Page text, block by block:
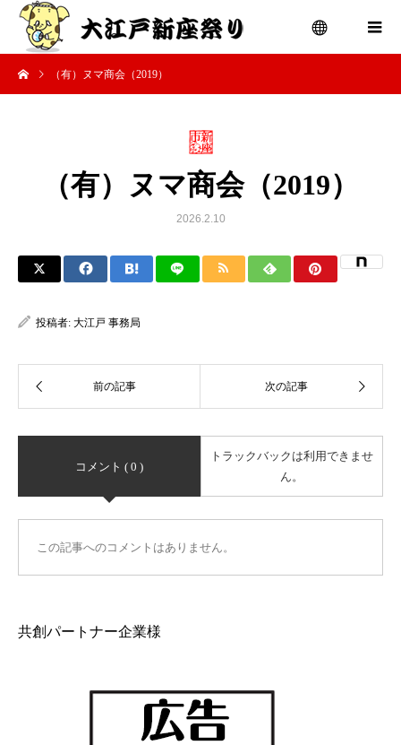
（有）ヌマ商会（2019）
（有）ヌマ商会（2019）
2026.2.10
投稿者: 大江戸 事務局
コメント ( 0 )
トラックバックは利用できませ
ん。
この記事へのコメントはありません。
共創パートナー企業様